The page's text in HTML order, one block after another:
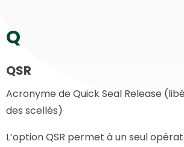
Q
QSR
Acronyme de Quick Seal Release
des scellés)
L’option QSR permet à un seul